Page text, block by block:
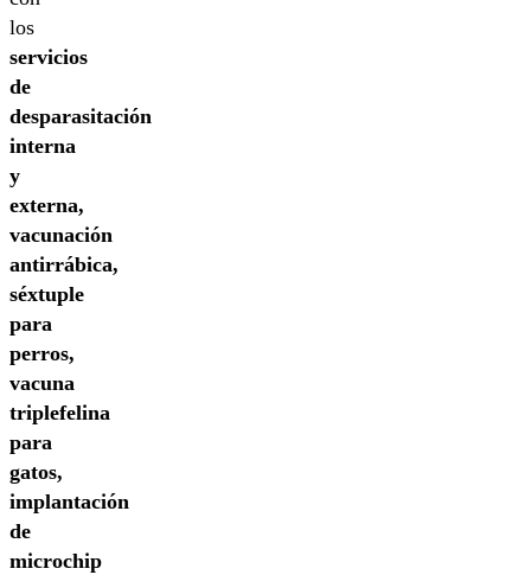
los
servicios
de
desparasitación
interna
y
externa,
vacunación
antirrábica,
séxtuple
para
perros,
vacuna
triplefelina
para
gatos,
implantación
de
microchip